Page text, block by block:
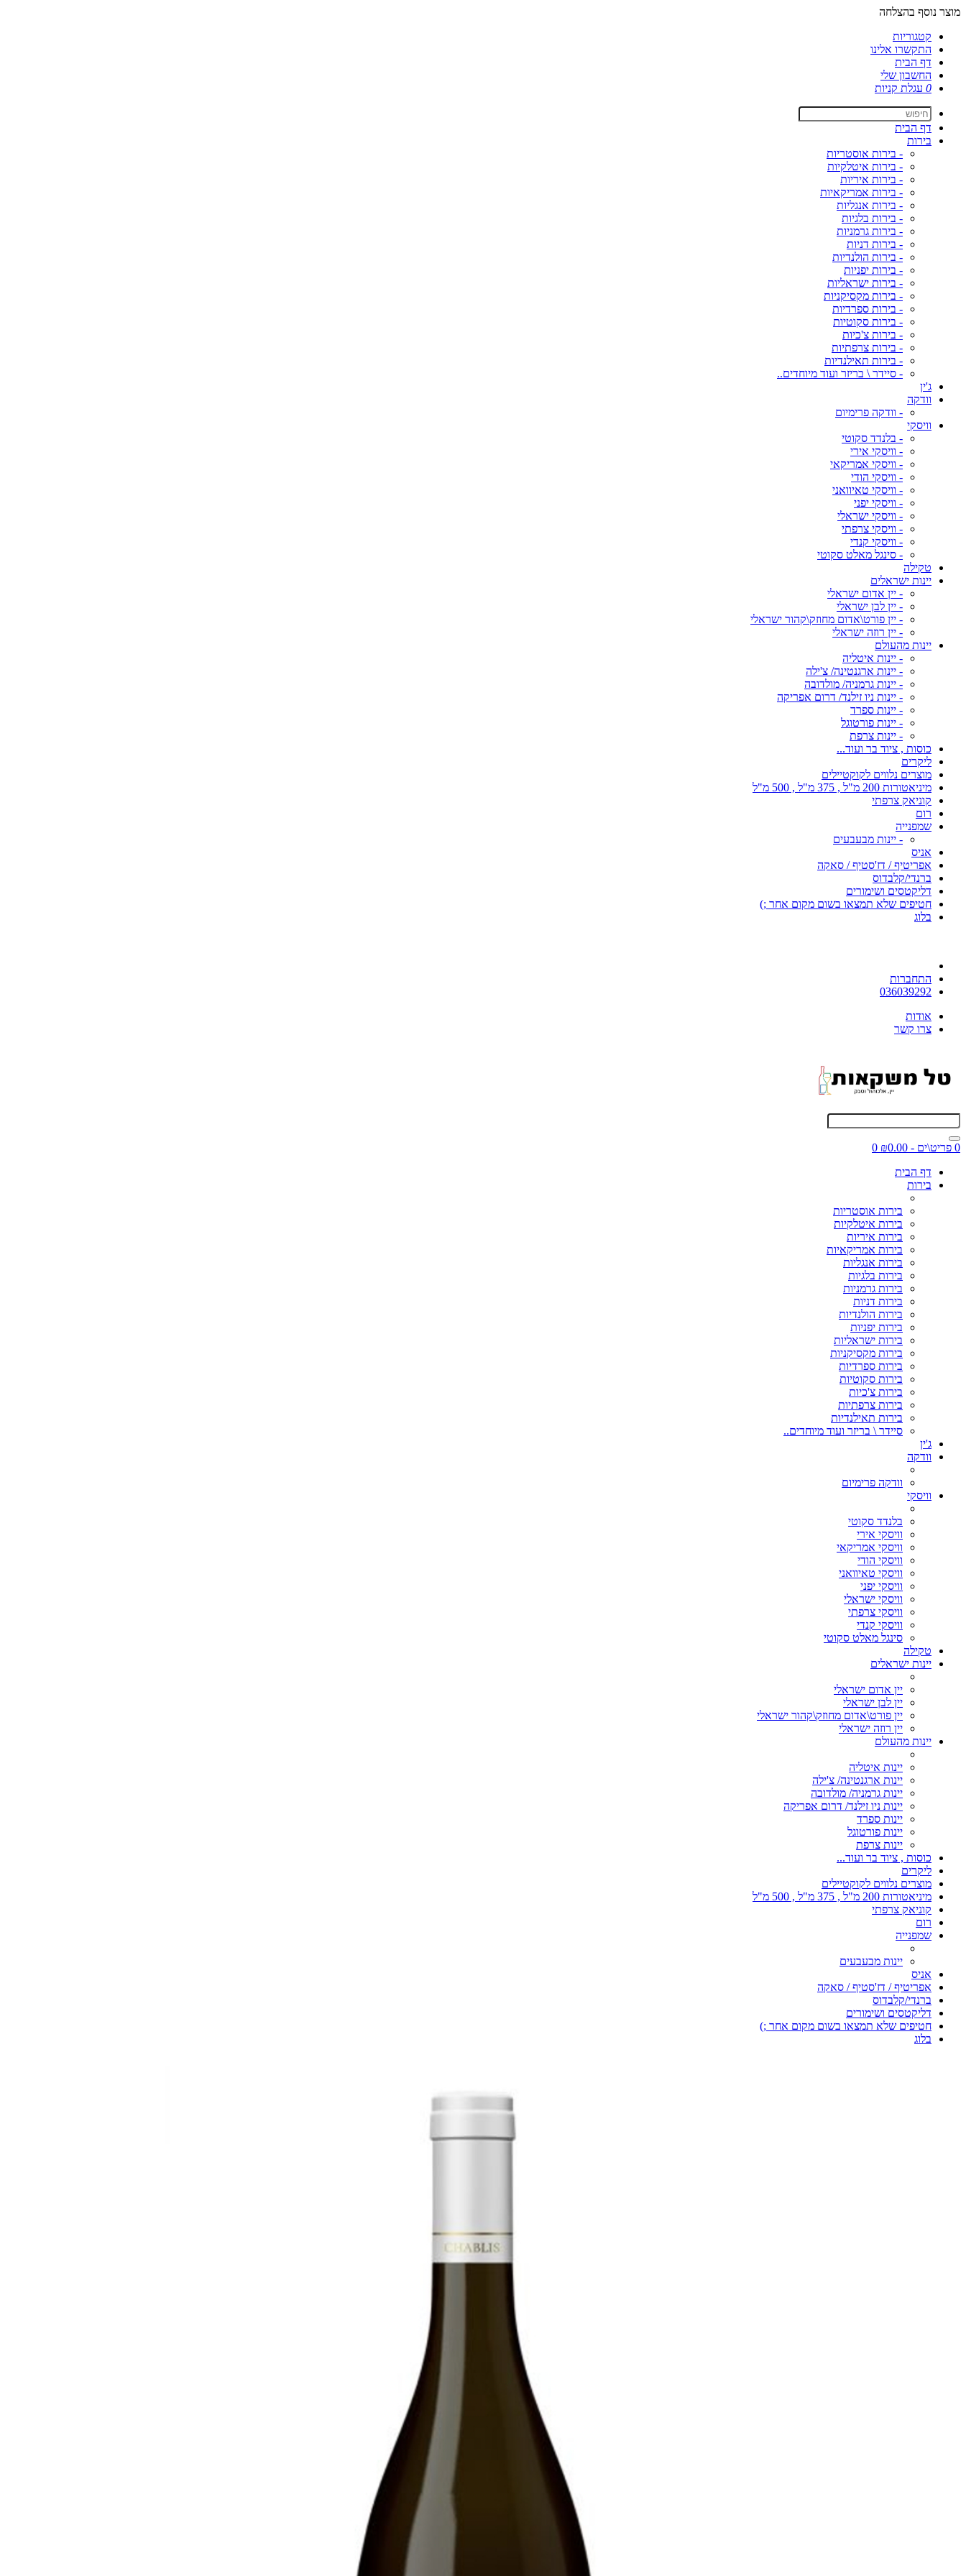
מוצר נוסף בהצלחה
קטגוריות
התקשרו אלינו
דף הבית
החשבון שלי
0 עגלת קניות
דף הבית
בירות
- בירות אוסטריות
- בירות איטלקיות
- בירות איריות
- בירות אמריקאיות
- בירות אנגליות
- בירות בלגיות
- בירות גרמניות
- בירות דניות
- בירות הולנדיות
- בירות יפניות
- בירות ישראליות
- בירות מקסיקניות
- בירות ספרדיות
- בירות סקוטיות
- בירות צ'כיות
- בירות צרפתיות
- בירות תאילנדיות
- סיידר \ בריזר ועוד מיוחדים..
ג'ין
וודקה
- וודקה פרימיום
וויסקי
- בלנדד סקוטי
- וויסקי אירי
- וויסקי אמריקאי
- וויסקי הודי
- וויסקי טאיוואני
- וויסקי יפני
- וויסקי ישראלי
- וויסקי צרפתי
- וויסקי קנדי
- סינגל מאלט סקוטי
טקילה
יינות ישראלים
- יין אדום ישראלי
- יין לבן ישראלי
- יין פורט\אדום מחוזק\קהור ישראלי
- יין רוזה ישראלי
יינות מהעולם
- יינות איטליה
- יינות ארגנטינה/ צ'ילה
- יינות גרמניה/ מולדובה
- יינות ניו זילנד/ דרום אפריקה
- יינות ספרד
- יינות פורטוגל
- יינות צרפת
כוסות , ציוד בר ועוד...
ליקרים
מוצרים נלווים לקוקטיילים
מיניאטורות 200 מ"ל , 375 מ"ל , 500 מ"ל
קוניאק צרפתי
רום
שמפנייה
- יינות מבעבעים
אניס
אפריטיף / דז'סטיף / סאקה
ברנדי/קלבדוס
דליקטסים ושימורים
חטיפים שלא תמצאו בשום מקום אחר ;)
בלוג
התחברות
036039292
אודות
צרו קשר
0 פריט\ים - ₪0.00
0
דף הבית
בירות
בירות אוסטריות
בירות איטלקיות
בירות איריות
בירות אמריקאיות
בירות אנגליות
בירות בלגיות
בירות גרמניות
בירות דניות
בירות הולנדיות
בירות יפניות
בירות ישראליות
בירות מקסיקניות
בירות ספרדיות
בירות סקוטיות
בירות צ'כיות
בירות צרפתיות
בירות תאילנדיות
סיידר \ בריזר ועוד מיוחדים..
ג'ין
וודקה
וודקה פרימיום
וויסקי
בלנדד סקוטי
וויסקי אירי
וויסקי אמריקאי
וויסקי הודי
וויסקי טאיוואני
וויסקי יפני
וויסקי ישראלי
וויסקי צרפתי
וויסקי קנדי
סינגל מאלט סקוטי
טקילה
יינות ישראלים
יין אדום ישראלי
יין לבן ישראלי
יין פורט\אדום מחוזק\קהור ישראלי
יין רוזה ישראלי
יינות מהעולם
יינות איטליה
יינות ארגנטינה/ צ'ילה
יינות גרמניה/ מולדובה
יינות ניו זילנד/ דרום אפריקה
יינות ספרד
יינות פורטוגל
יינות צרפת
כוסות , ציוד בר ועוד...
ליקרים
מוצרים נלווים לקוקטיילים
מיניאטורות 200 מ"ל , 375 מ"ל , 500 מ"ל
קוניאק צרפתי
רום
שמפנייה
יינות מבעבעים
אניס
אפריטיף / דז'סטיף / סאקה
ברנדי/קלבדוס
דליקטסים ושימורים
חטיפים שלא תמצאו בשום מקום אחר ;)
בלוג